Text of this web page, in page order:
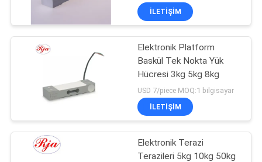
KALITE
KONTROL
ULAŞIN
BIR
TEKLIF
Shear Beam Yük
Hücresi
İLETIŞIM
Elektronik Platform
Baskül Tek Nokta Yük
Hücresi 3kg 5kg 8kg
USD 7/piece MOQ:1 bilgisayar
İLETIŞIM
Elektronik Terazi
Terazileri 5kg 10kg 50kg